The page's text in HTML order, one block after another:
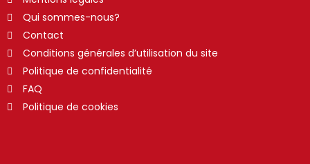
Qui sommes-nous?
Contact
Conditions générales d’utilisation du site
Politique de confidentialité
FAQ
Politique de cookies